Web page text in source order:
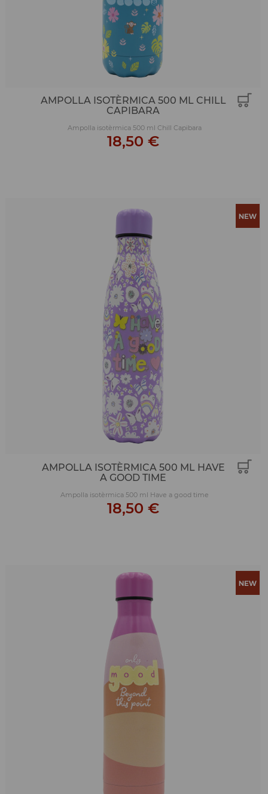
AMPOLLA ISOTÈRMICA 500 ML CHILL
CAPIBARA
Ampolla isotèrmica 500 ml Chill Capibara
18,50 €
AMPOLLA ISOTÈRMICA 500 ML HAVE
A GOOD TIME
Ampolla isotèrmica 500 ml Have a good time
18,50 €